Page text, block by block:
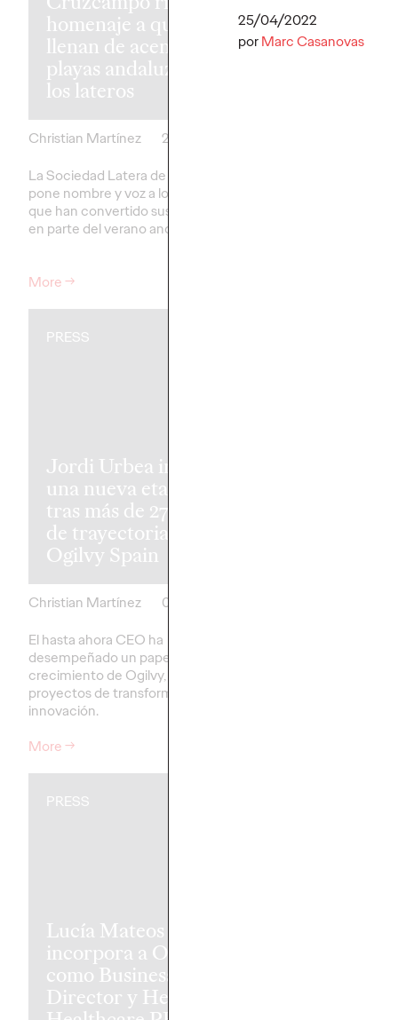
25/04/2022
porMarc Casanovas
homenaje a quienes
llenan de acento las
playas andaluzas:
los lateros
Christian Martínez
29/07/2026
La Sociedad Latera de Cruzcampo
pone nombre y voz a los lateros
que han convertido sus pregones
en parte del verano andaluz
More→
convertir los
recuerdos de
PRESS
Jordi Urbea inicia
una nueva etapa
tras más de 27 años
de trayectoria en
Ogilvy Spain
Christian Martínez
03/07/2026
El hasta ahora CEO ha
desempeñado un papel clave en el
crecimiento de Ogilvy, liderando
proyectos de transformación e
innovación.
More→
PRESS
Lucía Mateos se
incorpora a Ogilvy
como Business
Director y Head of